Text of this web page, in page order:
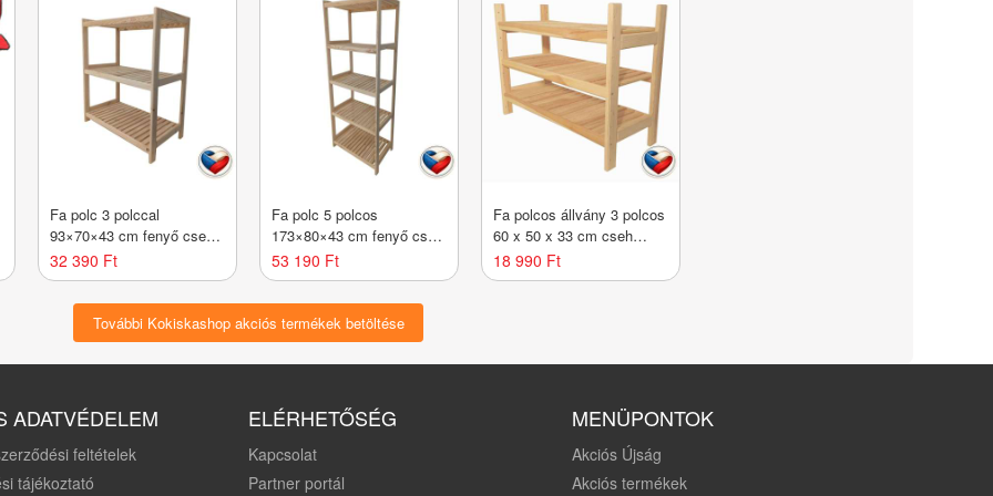
Fa polc 3 polccal
93×70×43 cm fenyő cseh
gyártmány
32 390 Ft
Fa polc 5 polcos
173×80×43 cm fenyő cseh
gyártmány
53 190 Ft
Fa polcos állvány 3 polcos
60 x 50 x 33 cm cseh
gyártmány
18 990 Ft
További Kokiskashop akciós termékek betöltése
ADATVÉDELEM
feltételek
tájékoztató
ELÉRHETŐSÉG
Kapcsolat
Partner portál
MENÜPONTOK
Akciós Újság
Akciós termékek